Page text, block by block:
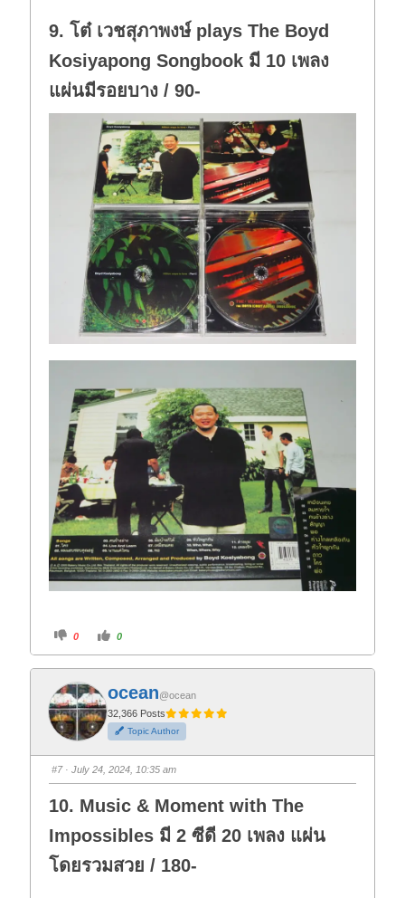
9. โต๋ เวชสุภาพงษ์ plays The Boyd
Kosiyapong Songbook มี 10 เพลง
แผ่นมีรอยบาง / 90-
C
i
k
f
o
r
t
h
u
m
d
o
n
.
0
C
i
k
o
r
t
h
u
m
u
p
0
ocean@ocean
32,366 Posts
Topic Author
#7· July 24, 2024, 10:35 am
10. Music & Moment with The
Impossibles มี 2 ซีดี 20 เพลง แผ่น
โดยรวมสวย / 180-